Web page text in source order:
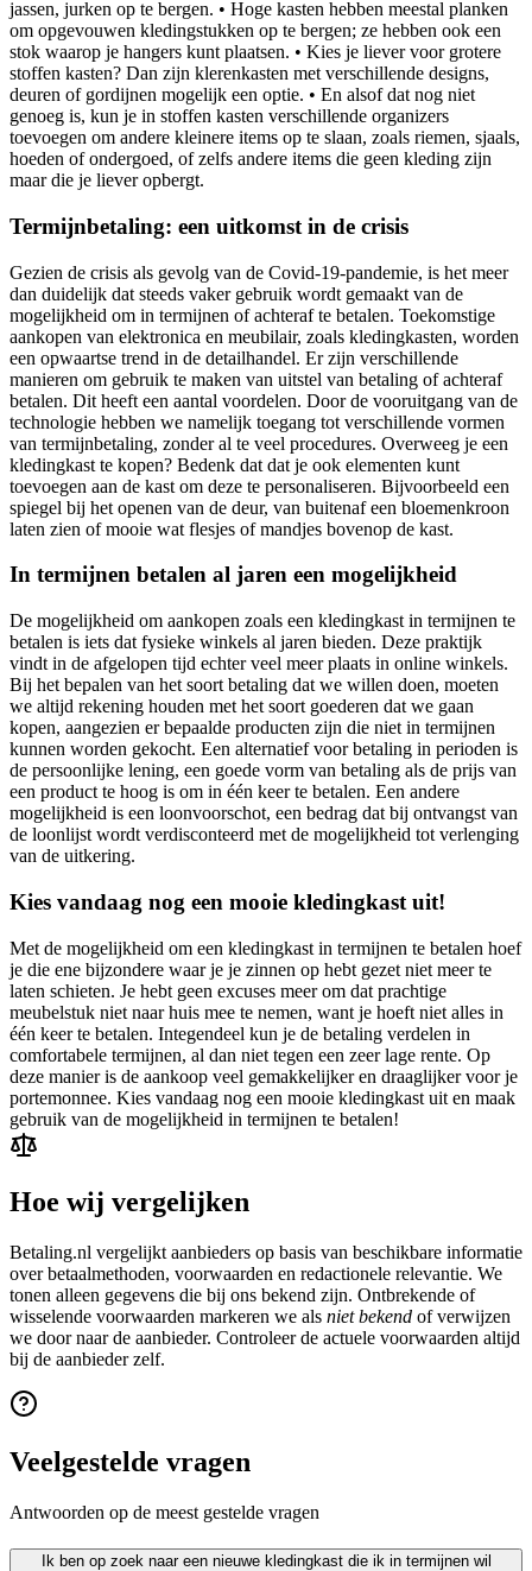
jassen, jurken op te bergen. • Hoge kasten hebben meestal planken
om opgevouwen kledingstukken op te bergen; ze hebben ook een
stok waarop je hangers kunt plaatsen. • Kies je liever voor grotere
stoffen kasten? Dan zijn klerenkasten met verschillende designs,
deuren of gordijnen mogelijk een optie. • En alsof dat nog niet
genoeg is, kun je in stoffen kasten verschillende organizers
toevoegen om andere kleinere items op te slaan, zoals riemen, sjaals,
hoeden of ondergoed, of zelfs andere items die geen kleding zijn
maar die je liever opbergt.
Termijnbetaling: een uitkomst in de crisis
Gezien de crisis als gevolg van de Covid-19-pandemie, is het meer
dan duidelijk dat steeds vaker gebruik wordt gemaakt van de
mogelijkheid om in termijnen of achteraf te betalen. Toekomstige
aankopen van elektronica en meubilair, zoals kledingkasten, worden
een opwaartse trend in de detailhandel. Er zijn verschillende
manieren om gebruik te maken van uitstel van betaling of achteraf
betalen. Dit heeft een aantal voordelen. Door de vooruitgang van de
technologie hebben we namelijk toegang tot verschillende vormen
van termijnbetaling, zonder al te veel procedures. Overweeg je een
kledingkast te kopen? Bedenk dat dat je ook elementen kunt
toevoegen aan de kast om deze te personaliseren. Bijvoorbeeld een
spiegel bij het openen van de deur, van buitenaf een bloemenkroon
laten zien of mooie wat flesjes of mandjes bovenop de kast.
In termijnen betalen al jaren een mogelijkheid
De mogelijkheid om aankopen zoals een kledingkast in termijnen te
betalen is iets dat fysieke winkels al jaren bieden. Deze praktijk
vindt in de afgelopen tijd echter veel meer plaats in online winkels.
Bij het bepalen van het soort betaling dat we willen doen, moeten
we altijd rekening houden met het soort goederen dat we gaan
kopen, aangezien er bepaalde producten zijn die niet in termijnen
kunnen worden gekocht. Een alternatief voor betaling in perioden is
de persoonlijke lening, een goede vorm van betaling als de prijs van
een product te hoog is om in één keer te betalen. Een andere
mogelijkheid is een loonvoorschot, een bedrag dat bij ontvangst van
de loonlijst wordt verdisconteerd met de mogelijkheid tot verlenging
van de uitkering.
Kies vandaag nog een mooie kledingkast uit!
Met de mogelijkheid om een kledingkast in termijnen te betalen hoef
je die ene bijzondere waar je je zinnen op hebt gezet niet meer te
laten schieten. Je hebt geen excuses meer om dat prachtige
meubelstuk niet naar huis mee te nemen, want je hoeft niet alles in
één keer te betalen. Integendeel kun je de betaling verdelen in
comfortabele termijnen, al dan niet tegen een zeer lage rente. Op
deze manier is de aankoop veel gemakkelijker en draaglijker voor je
portemonnee. Kies vandaag nog een mooie kledingkast uit en maak
gebruik van de mogelijkheid in termijnen te betalen!
Hoe wij vergelijken
Betaling.nl vergelijkt aanbieders op basis van beschikbare informatie
over betaalmethoden, voorwaarden en redactionele relevantie. We
tonen alleen gegevens die bij ons bekend zijn. Ontbrekende of
wisselende voorwaarden markeren we als niet bekend of verwijzen
we door naar de aanbieder. Controleer de actuele voorwaarden altijd
bij de aanbieder zelf.
Veelgestelde vragen
Antwoorden op de meest gestelde vragen
Ik ben op zoek naar een nieuwe kledingkast die ik in termijnen wil